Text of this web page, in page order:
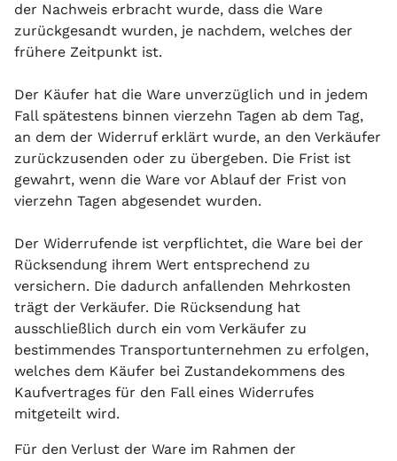
der Nachweis erbracht wurde, dass die Ware
zurückgesandt wurden, je nachdem, welches der
frühere Zeitpunkt ist.
Der Käufer hat die Ware unverzüglich und in jedem
Fall spätestens binnen vierzehn Tagen ab dem Tag,
an dem der Widerruf erklärt wurde, an den Verkäufer
zurückzusenden oder zu übergeben. Die Frist ist
gewahrt, wenn die Ware vor Ablauf der Frist von
vierzehn Tagen abgesendet wurden.
Der Widerrufende ist verpflichtet, die Ware bei der
Rücksendung ihrem Wert entsprechend zu
versichern. Die dadurch anfallenden Mehrkosten
trägt der Verkäufer. Die Rücksendung hat
ausschließlich durch ein vom Verkäufer zu
bestimmendes Transportunternehmen zu erfolgen,
welches dem Käufer bei Zustandekommens des
Kaufvertrages für den Fall eines Widerrufes
mitgeteilt wird.
Für den Verlust der Ware im Rahmen der